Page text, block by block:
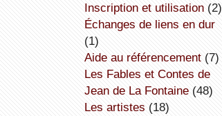
inscription et utilisation(2)
échanges de liens en dur
(1)
aide au référencement(7)
Les Fables et Contes de
Jean de La Fontaine(48)
Les artistes (18)